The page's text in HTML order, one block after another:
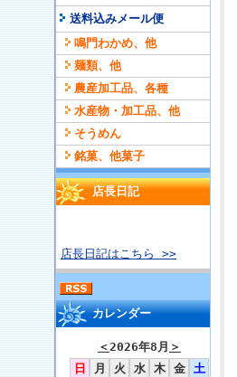
送料込みメール便
鳴門わかめ、他
麺類、他
農産加工品、各種
水産物・加工品、他
そうめん
銘菓、他菓子
店長日記
店長日記はこちら >>
カレンダー
＜2026年8月 ＞
日
月 火 水 木 金
土